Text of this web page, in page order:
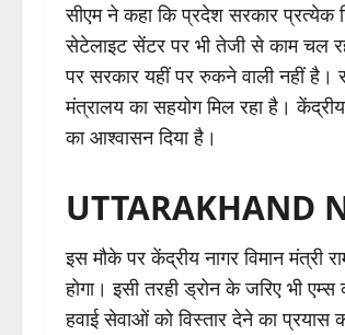
सीएम ने कहा कि प्रदेश सरकार
सेटेलाइट सेंटर पर भी तेजी से काम चल
पर सरकार यहीं पर रुकने वाली नहीं है।
मंत्रालय का सहयोग मिल रहा है।
का आश्वासन दिया है।
UTTARAKHAND
इस मौके पर केंद्रीय नागर विमान मंत्री
होगा। इसी तरही ड्रोन के जरिए भी
हवाई सेवाओं को विस्तार देने का